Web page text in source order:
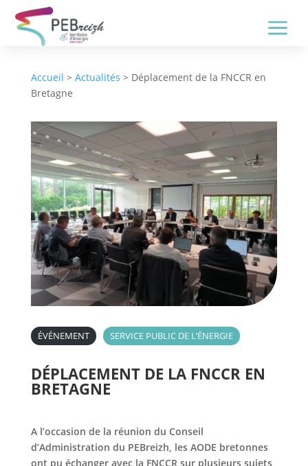
a
Accueil > Actualités > Déplacement de la FNCCR en
Bretagne
ÉVÉNEMENT SERVICE PUBLIC DE L’ÉNERGIE
DÉPLACEMENT DE LA FNCCR EN
BRETAGNE
A l’occasion de la réunion du Conseil
d’Administration du PEBreizh, les AODE bretonnes
ont pu échanger avec la FNCCR sur plusieurs sujets